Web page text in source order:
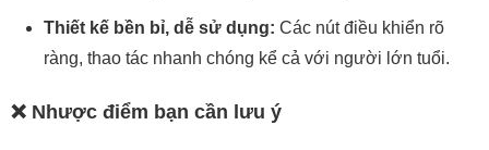
Thiết kế bền bỉ, dễ sử dụng: Các nút điều khiển rõ
ràng, thao tác nhanh chóng kể cả với người lớn tuổi.
❌ Nhược điểm bạn cần lưu ý